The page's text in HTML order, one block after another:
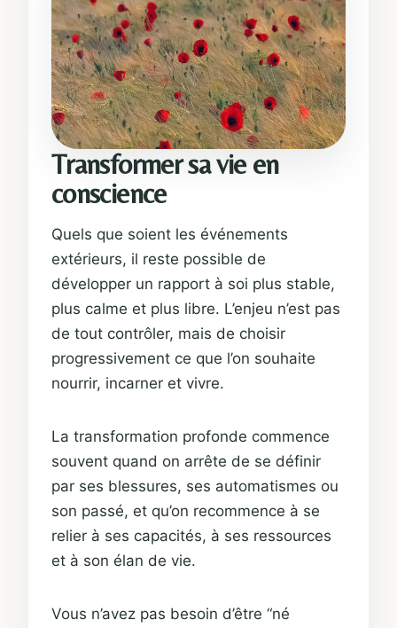
Transformer sa vie en
conscience
Quels que soient les événements
extérieurs, il reste possible de
développer un rapport à soi plus stable,
plus calme et plus libre. L’enjeu n’est pas
de tout contrôler, mais de choisir
progressivement ce que l’on souhaite
nourrir, incarner et vivre.
La transformation profonde commence
souvent quand on arrête de se définir
par ses blessures, ses automatismes ou
son passé, et qu’on recommence à se
relier à ses capacités, à ses ressources
et à son élan de vie.
Vous n’avez pas besoin d’être “né